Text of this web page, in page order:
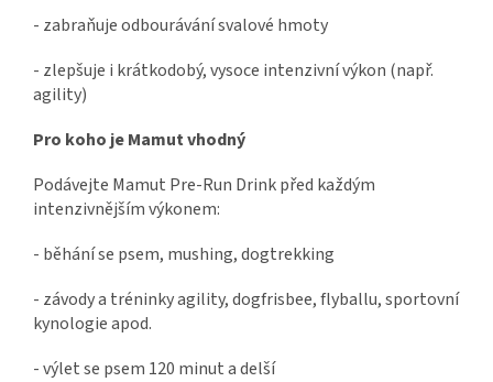
- zabraňuje odbourávání svalové hmoty
- zlepšuje i krátkodobý, vysoce intenzivní výkon (např.
agility)
Pro koho je Mamut vhodný
Podávejte Mamut Pre-Run Drink před každým
intenzivnějším výkonem:
- běhání se psem, mushing, dogtrekking
- závody a tréninky agility, dogfrisbee, flyballu, sportovní
kynologie apod.
- výlet se psem 120 minut a delší